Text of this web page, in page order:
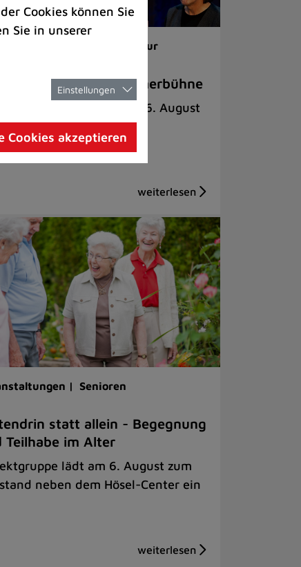
Kunst & Kultur
Jazz auf der Sommerbühne
Konzert-Reihe am 26. August
freiem Himmel
| Senioren
statt allein - Begegnung
Teilhabe im Alter
lädt am 6. August zum
neben dem Hösel-Center ein
Cookies können Sie
Sie in unserer
Einstellungen
Cookies akzeptieren